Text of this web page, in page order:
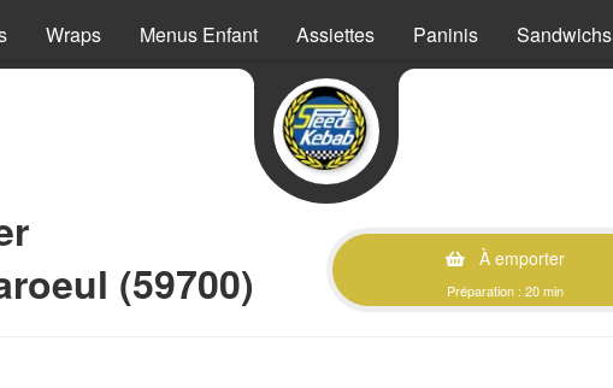
Wraps Menus Enfant Assiettes Paninis Sandwichs
(59700)
À emporter
Préparation : 20 min